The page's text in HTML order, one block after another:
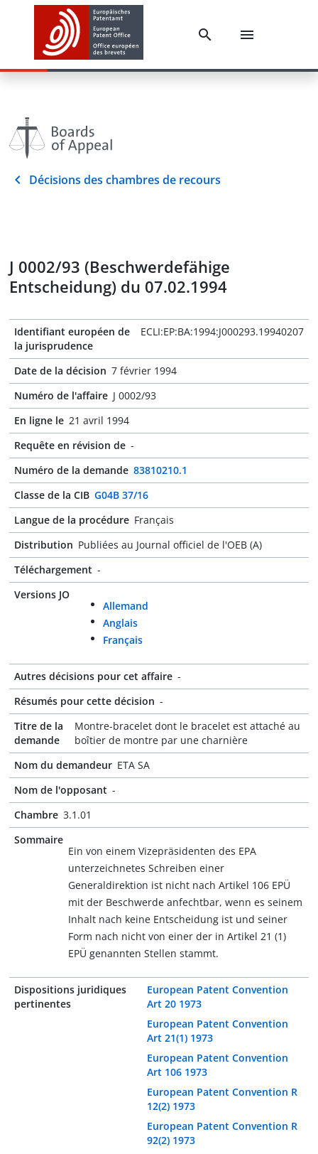
Décisions des chambres de recours
J 0002/93 (Beschwerdefähige
Entscheidung) du 07.02.1994
Identifiant européen de
la jurisprudence
ECLI:EP:BA:1994:J000293.19940207
Date de la décision 7 février 1994
Numéro de l'affaire J 0002/93
En ligne le 21 avril 1994
Requête en révision de -
Numéro de la demande 83810210.1
Classe de la CIB G04B 37/16
Langue de la procédure Français
Distribution Publiées au Journal officiel de l'OEB (A)
Téléchargement -
Versions JO
Allemand
Anglais
Français
Autres décisions pour cet affaire -
Résumés pour cette décision -
Titre de la
demande
Montre-bracelet dont le bracelet est attaché au
boîtier de montre par une charnière
Nom du demandeur ETA SA
Nom de l'opposant -
Chambre 3.1.01
Sommaire
Ein von einem Vizepräsidenten des EPA
unterzeichnetes Schreiben einer
Generaldirektion ist nicht nach Artikel 106 EPÜ
mit der Beschwerde anfechtbar, wenn es seinem
Inhalt nach keine Entscheidung ist und seiner
Form nach nicht von einer der in Artikel 21 (1)
EPÜ genannten Stellen stammt.
Dispositions juridiques
pertinentes
European Patent Convention
Art 20 1973
European Patent Convention
Art 21(1) 1973
European Patent Convention
Art 106 1973
European Patent Convention R
12(2) 1973
European Patent Convention R
92(2) 1973